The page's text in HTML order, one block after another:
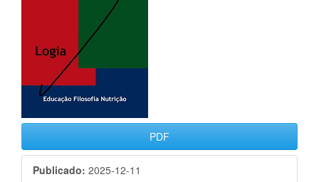
PDF
Publicado: 2025-12-11